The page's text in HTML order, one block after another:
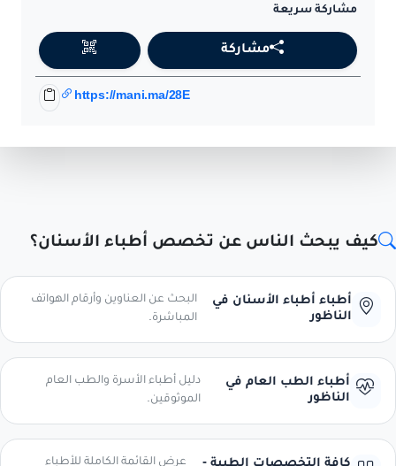
مشاركة سريعة
مشاركة
https://mani.ma/28E
كيف يبحث الناس عن تخصص أطباء الأسنان؟
أطباء أطباء الأسنان في
الناظور
البحث عن العناوين وأرقام الهواتف
المباشرة.
أطباء الطب العام في
الناظور
دليل أطباء الأسرة والطب العام
الموثوقين.
عرض القائمة الكاملة للأطباء